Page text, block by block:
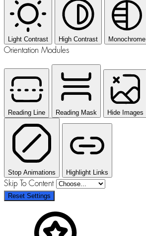
Light Contrast High Contrast Monochrome
Orientation Modules
Reading Line Reading Mask Hide Images
Stop Animations Highlight Links
Skip To Content
Reset Settings